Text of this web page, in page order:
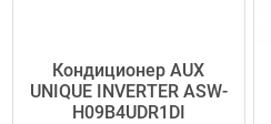
Кондиционер AUX
UNIQUE INVERTER ASW-
H09B4UDR1DI